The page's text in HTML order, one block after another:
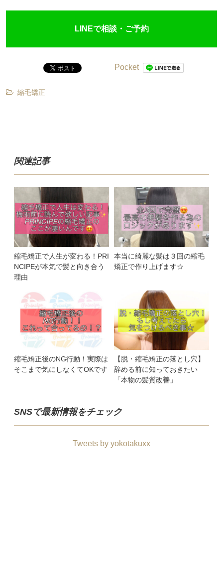
LINEで相談・ご予約
Pocket
縮毛矯正
関連記事
縮毛矯正で人生が変わる！PRI
NCIPEが本気で髪と向き合う
理由
本当に綺麗な髪は３回の縮毛
矯正で作り上げます☆
縮毛矯正後のNG行動！実際は
そこまで気にしなくてOKです
【脱・縮毛矯正の落とし穴】
辞める前に知っておきたい
「本物の髪質改善」
SNSで最新情報をチェック
Tweets by yokotakuxx